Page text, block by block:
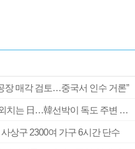
장 매각 검토…중국서 인수 거론”
[속보] 여전히 ‘독도는 우리땅’ 외치는 日…韓선박이 독도 주변 해양조사 활동하자 반발
상구 2300여 가구 6시간 단수